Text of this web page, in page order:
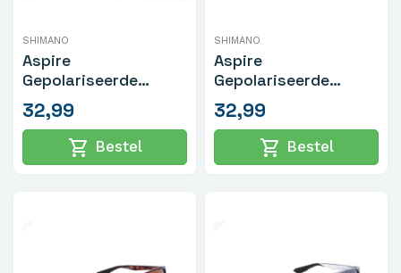
SHIMANO
Aspire
Gepolariseerde
Zonnebril Mat Zwart
32,99
shopping_cart Bestel
SHIMANO
Aspire
Gepolariseerde
Zonnebril Groen
Tortoiseshell
32,99
shopping_cart Bestel